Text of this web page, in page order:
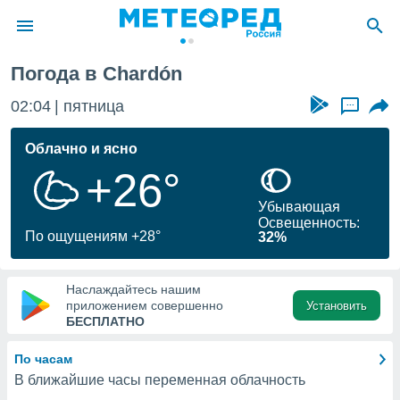
о
Вы можете
к этому
доступ
Погода в Chardón
02:04 пятница ...
Облачно и ясно
+26°
По ощущениям +28°
Убывающая
Освещенность:
32%
Наслаждайтесь нашим
приложением совершенно
БЕСПЛАТНО
Установить
По часам
В ближайшие часы переменная облачность